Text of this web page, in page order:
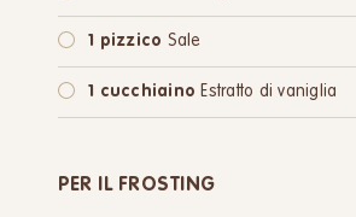
1 pizzico Sale
1 cucchiaino Estratto di vaniglia
PER IL FROSTING